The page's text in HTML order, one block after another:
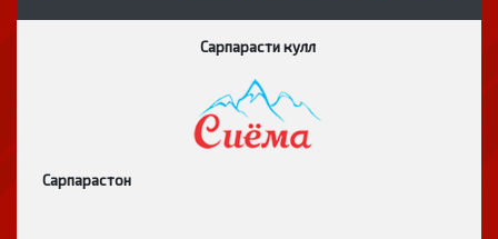
Сарпарасти кулл
Сарпарастон